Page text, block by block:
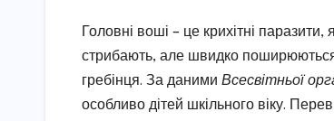
Головні воші – це крихітні
стрибають, але швидко поширюються
гребінця. За даними Всесвітньої
особливо дітей шкільного віку.